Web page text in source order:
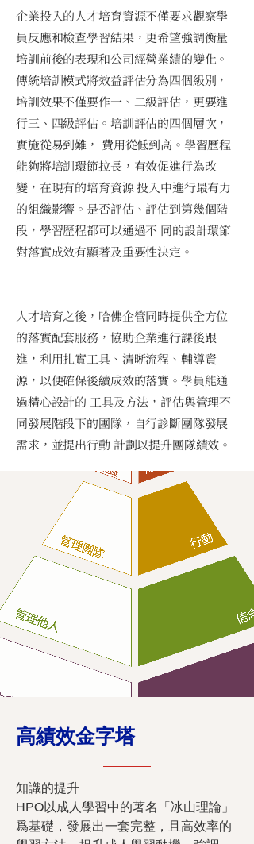
企業投入的人才培育資源不僅要求觀察學
員反應和檢查學習結果，更希望強調衡量
培訓前後的表現和公司經營業績的變化。
傳統培訓模式將效益評估分為四個級別，
培訓效果不僅要作一、二級評估，更要進
行三、四級評估。培訓評估的四個層次，
實施從易到難， 費用從低到高。學習歷程
能夠將培訓環節拉長，有效促進行為改
變，在現有的培育資源 投入中進行最有力
的組織影響。是否評估、評估到第幾個階
段，學習歷程都可以通過不 同的設計環節
對落實成效有顯著及重要性決定。
人才培育之後，哈佛企管同時提供全方位
的落實配套服務，協助企業進行課後跟
進，利用扎實工具、清晰流程、輔導資
源，以便確保後續成效的落實。學員能通
過精心設計的 工具及方法，評估與管理不
同發展階段下的團隊，自行診斷團隊發展
需求，並提出行動 計劃以提升團隊績效。
高績效金字塔
知識的提升
HPO以成人學習中的著名「冰山理論」
爲基礎，發展出一套完整，且高效率的